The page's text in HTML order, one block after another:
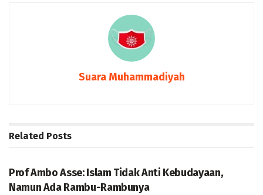
Suara Muhammadiyah
Related Posts
Prof Ambo Asse: Islam Tidak Anti Kebudayaan,
Namun Ada Rambu-Rambunya